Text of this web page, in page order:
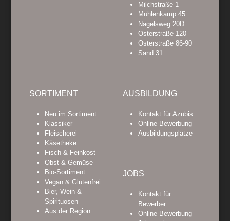
Milchstraße 1
Mühlenkamp 45
Nagelsweg 20D
Osterstraße 120
Osterstraße 86-90
Sand 31
SORTIMENT
Neu im Sortiment
Klassiker
Fleischerei
Käsetheke
Fisch & Feinkost
Obst & Gemüse
Bio-Sortiment
Vegan & Glutenfrei
Bier, Wein &
Spirituosen
Aus der Region
AUSBILDUNG
Kontakt für Azubis
Online-Bewerbung
Ausbildungsplätze
JOBS
Kontakt für
Bewerber
Online-Bewerbung